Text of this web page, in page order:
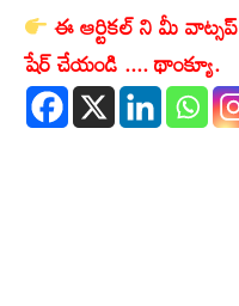
ఈ ఆర్టికల్ ని మీ
షేర్ చేయండి .... థాంక్యూ.